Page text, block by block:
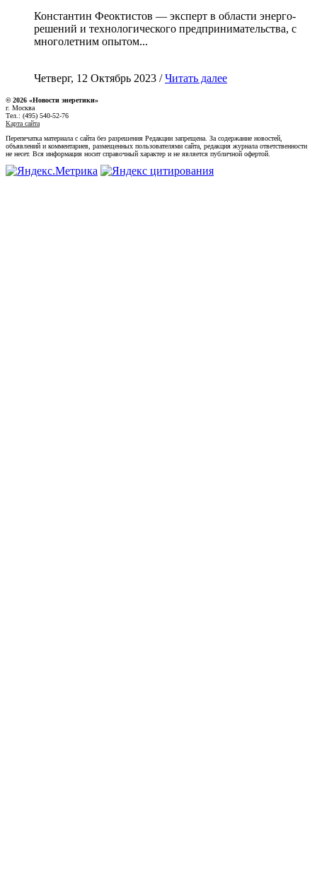
Константин Феоктистов — эксперт в области энерго-
решений и технологического предпринимательства, с
многолетним опытом...
Четверг, 12 Октябрь 2023 /Читать далее
© 2026 «Новости энеретики»
г. Москва
Тел.: (495) 540-52-76
Карта сайта
Перепечатка материала с сайта без разрешения Редакции запрещена. За содержание новостей,
объявлений и комментариев, размещенных пользователями сайта, редакция журнала ответственности
не несет. Вся информация носит справочный характер и не является публичной офертой.